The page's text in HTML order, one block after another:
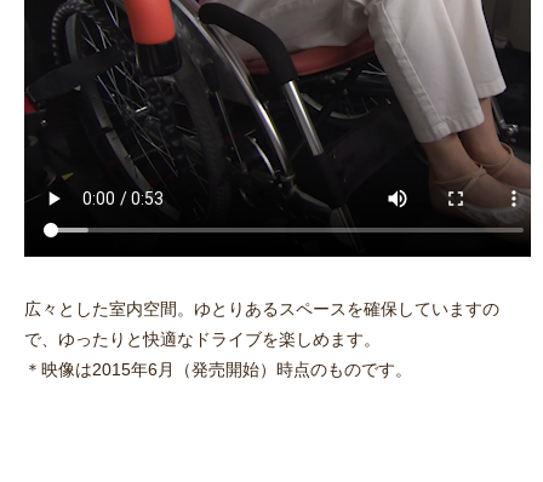
広々とした室内空間。ゆとりあるスペースを確保していますの
で、ゆったりと快適なドライブを楽しめます。
＊映像は2015年6月（発売開始）時点のものです。